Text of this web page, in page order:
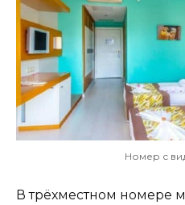
Номер с
В трёхместном номере